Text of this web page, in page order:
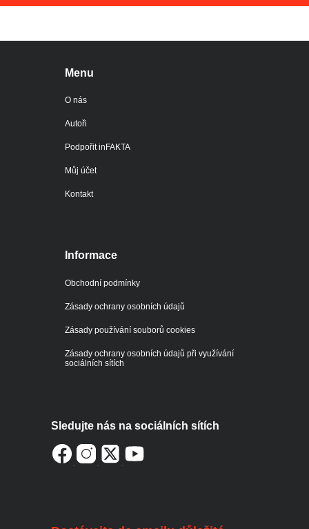
Menu
O nás
Autoři
Podpořit inFAKTA
Můj účet
Kontakt
Informace
Obchodní podmínky
Zásady ochrany osobních údajů
Zásady používání souborů cookies
Zásady ochrany osobních údajů při využívání
sociálních sítích
Sledujte nás na sociálních sítích